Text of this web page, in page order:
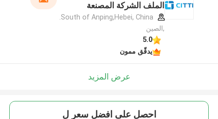
الملف الشركة المصنعة
,الصين
5.0
يدقّق ممون
عرض المزيد
احصل على افضل سعر ل